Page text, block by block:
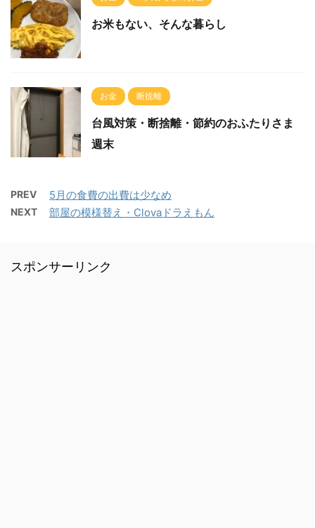
お米もない、そんな暮らし
お金 断捨離
台風対策・断捨離・節約のおふたりさま
週末
PREV 5月の食費の出費は少なめ
NEXT 部屋の模様替え・Clovaドラえもん
スポンサーリンク